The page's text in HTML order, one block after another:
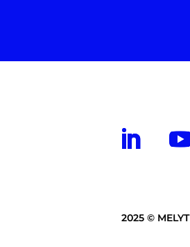
2025 © MELYT